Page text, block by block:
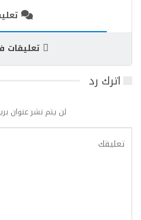
تعليقات
اترك رد
لن يتم نشر عنوان